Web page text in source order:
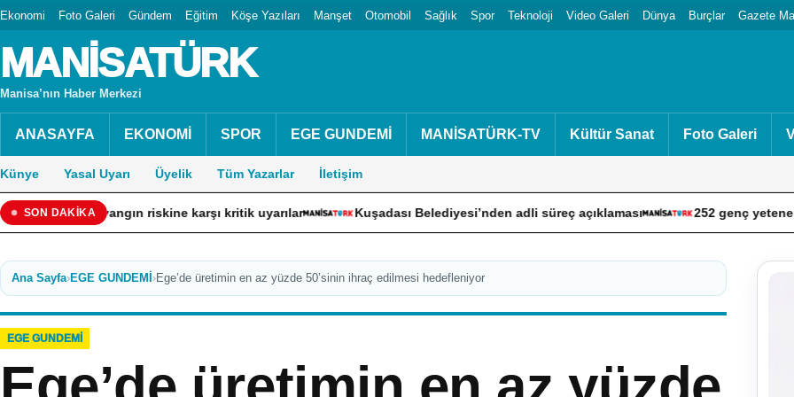
Ekonomi Foto Galeri Gündem Eğitim Köşe Yazıları Manşet Otomobil Sağlık Spor Teknoloji Video Galeri Dünya Burçlar Gazete
MANİSATÜRK
Manisa’nın Haber Merkezi
ANASAYFA EKONOMİ SPOR EGE GUNDEMİ MANİSATÜRK-TV Kültür Sanat Foto Galeri
Künye Yasal Uyarı Üyelik Tüm Yazarlar İletişim
SON DAKİKA
yangın riskine karşı kritik uyarılar Kuşadası Belediyesi’nden adli süreç açıklaması 252 genç yetenek
Ana Sayfa›EGE GUNDEMİ ›Ege’de üretimin en az yüzde 50’sinin ihraç edilmesi hedefleniyor
EGE GUNDEMİ